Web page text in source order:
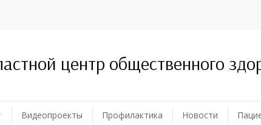
центр общественного
Видеопроекты Профилактика Новости